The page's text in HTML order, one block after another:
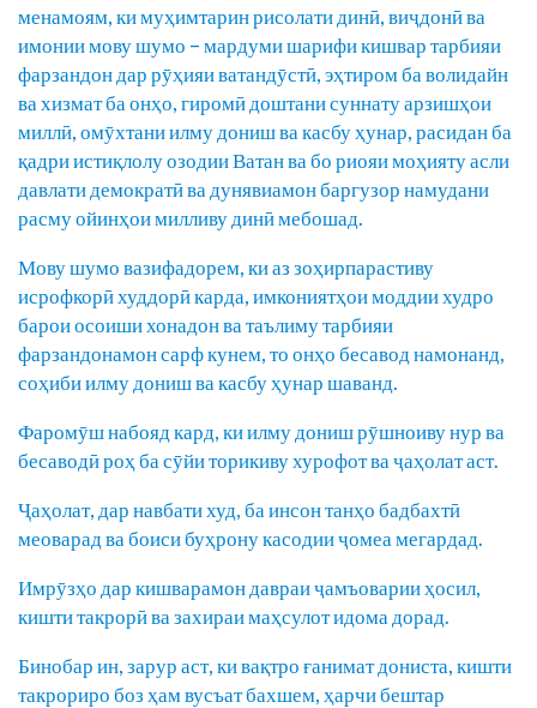
менамоям, ки муҳимтарин рисолати динӣ, виҷдонӣ ва
имонии мову шумо – мардуми шарифи кишвар тарбияи
фарзандон дар рӯҳияи ватандӯстӣ, эҳтиром ба волидайн
ва хизмат ба онҳо, гиромӣ доштани суннату арзишҳои
миллӣ, омӯхтани илму дониш ва касбу ҳунар, расидан ба
қадри истиқлолу озодии Ватан ва бо риояи моҳияту асли
давлати демократӣ ва дунявиамон баргузор намудани
расму ойинҳои милливу динӣ мебошад.
Мову шумо вазифадорем, ки аз зоҳирпарастиву
исрофкорӣ худдорӣ карда, имкониятҳои моддии худро
барои осоиши хонадон ва таълиму тарбияи
фарзандонамон сарф кунем, то онҳо бесавод намонанд,
соҳиби илму дониш ва касбу ҳунар шаванд.
Фаромӯш набояд кард, ки илму дониш рӯшноиву нур ва
бесаводӣ роҳ ба сӯйи торикиву хурофот ва ҷаҳолат аст.
Ҷаҳолат, дар навбати худ, ба инсон танҳо бадбахтӣ
меоварад ва боиси буҳрону касодии ҷомеа мегардад.
Имрӯзҳо дар кишварамон давраи ҷамъоварии ҳосил,
кишти такрорӣ ва захираи маҳсулот идома дорад.
Бинобар ин, зарур аст, ки вақтро ғанимат дониста, кишти
такрориро боз ҳам вусъат бахшем, ҳарчи бештар